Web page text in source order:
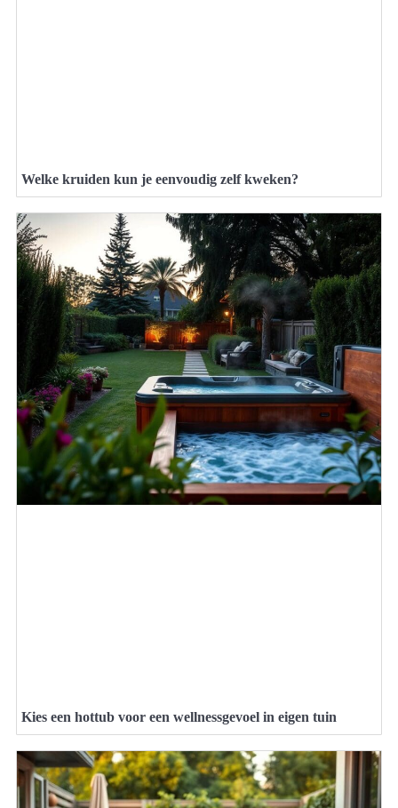
Welke kruiden kun je eenvoudig zelf kweken?
Kies een hottub voor een wellnessgevoel in eigen tuin